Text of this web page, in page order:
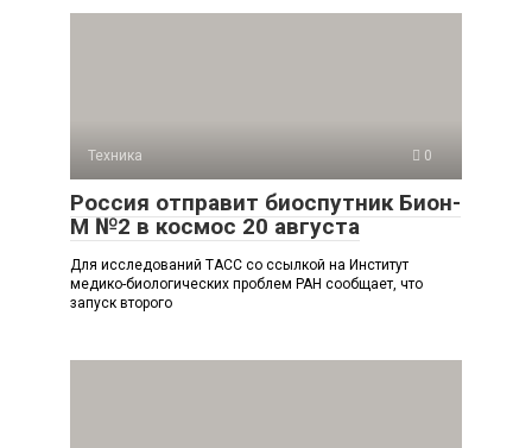
Техника 0
Россия отправит биоспутник Бион-
М №2 в космос 20 августа
Для исследований ТАСС со ссылкой на Институт
медико-биологических проблем РАН сообщает, что
запуск второго